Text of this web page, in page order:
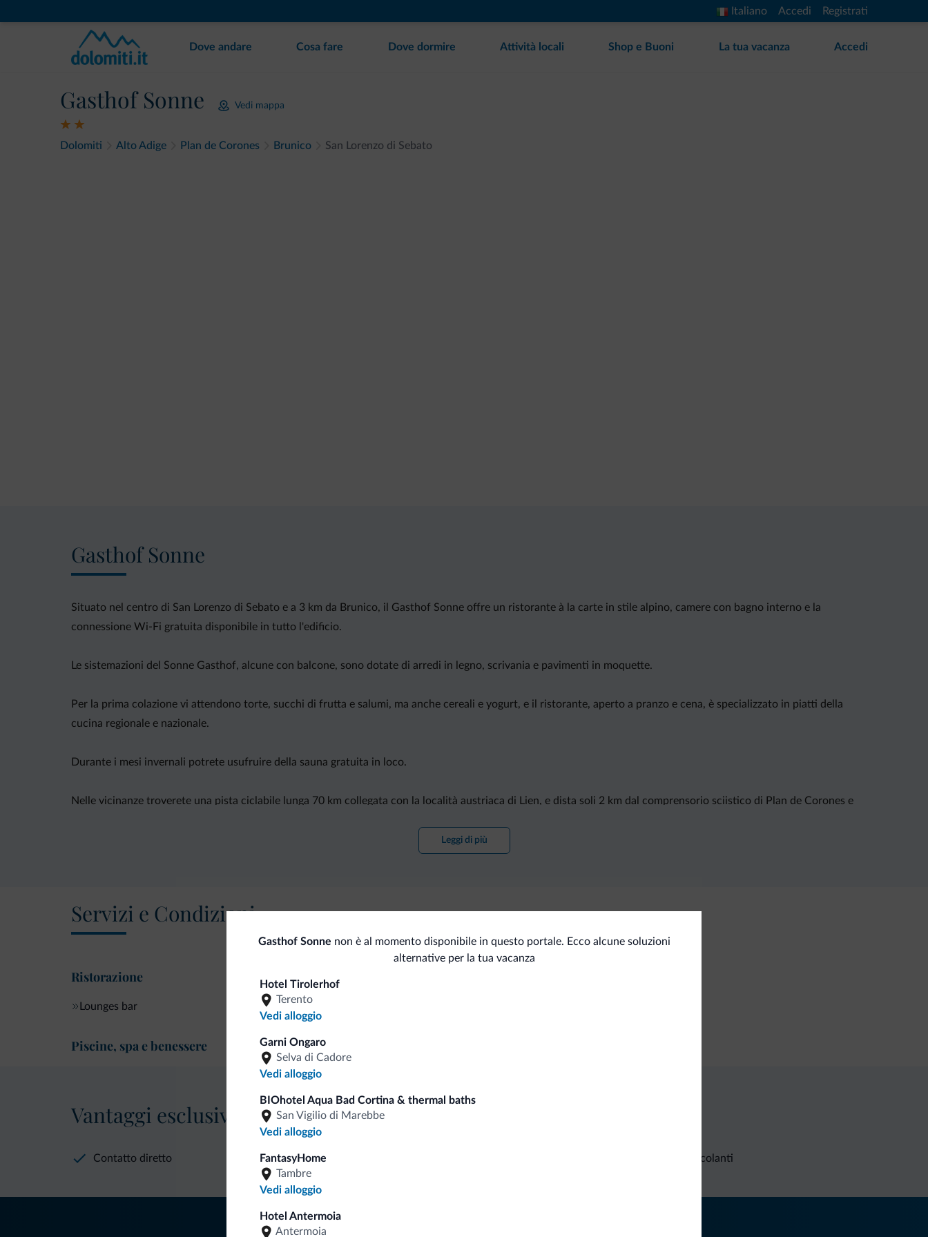
Italiano Accedi Registrati
Dove andare Cosa fare Dove dormire Attività locali Shop e Buoni La tua vacanza Accedi
Gasthof Sonne Vedi mappa
Dolomiti Alto Adige Plan de Corones Brunico San Lorenzo di Sebato
Gasthof Sonne
Situato nel centro di San Lorenzo di Sebato e a 3 km da Brunico, il Gasthof Sonne offre un ristorante à la carte in stile alpino, camere con bagno interno e la
connessione Wi-Fi gratuita disponibile in tutto l'edificio.
Le sistemazioni del Sonne Gasthof, alcune con balcone, sono dotate di arredi in legno, scrivania e pavimenti in moquette.
Per la prima colazione vi attendono torte, succhi di frutta e salumi, ma anche cereali e yogurt, e il ristorante, aperto a pranzo e cena, è specializzato in piatti della
cucina regionale e nazionale.
Durante i mesi invernali potrete usufruire della sauna gratuita in loco.
Nelle vicinanze troverete una pista ciclabile lunga 70 km collegata con la località austriaca di Lien, e dista soli 2 km dal comprensorio sciistico di Plan de Corones e
Leggi di più
Servizi e Condizioni
Ristorazione
Lounges bar
Piscine, spa e benessere
Gasthof Sonne non è al momento disponibile in questo portale. Ecco alcune soluzioni
alternative per la tua vacanza
Hotel Tirolerhof
Terento
Vedi alloggio
Garni Ongaro
Selva di Cadore
Vedi alloggio
BIOhotel Aqua Bad Cortina & thermal baths
San Vigilio di Marebbe
Vedi alloggio
FantasyHome
Tambre
Vedi alloggio
Hotel Antermoia
Antermoia
Vantaggi esclusivi Dolomiti.it
Contatto diretto Richieste non vincolanti